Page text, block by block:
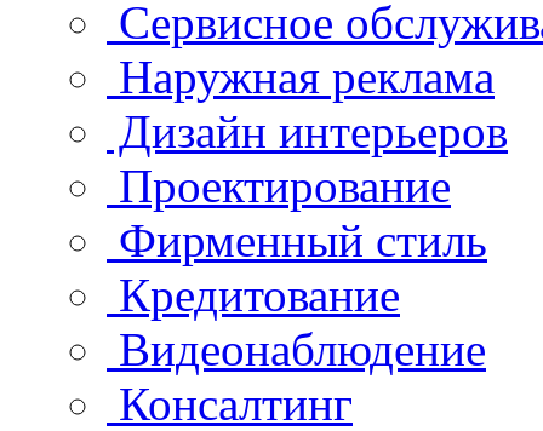
Сервисное
Наружная реклама
Дизайн интерьеров
Проектирование
Фирменный стиль
Кредитование
Видеонаблюдение
Консалтинг